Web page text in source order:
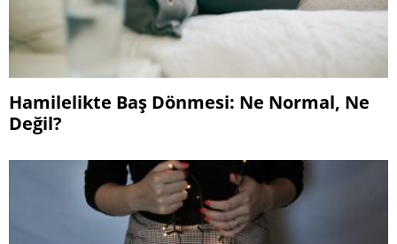
Hamilelikte Baş Dönmesi: Ne Normal, Ne
Değil?